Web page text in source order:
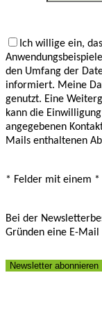
Ich willige ein,
den Umfang der
informiert. Meine
genutzt. Eine
kann die
angegebenen
Mails enthaltenen
* Felder mit einem *
Bei der
Gründen eine E-
Newsletter abonnieren